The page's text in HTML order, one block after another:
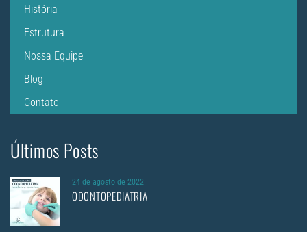
História
Estrutura
Nossa Equipe
Blog
Contato
Últimos Posts
24 de agosto de 2022
ODONTOPEDIATRIA